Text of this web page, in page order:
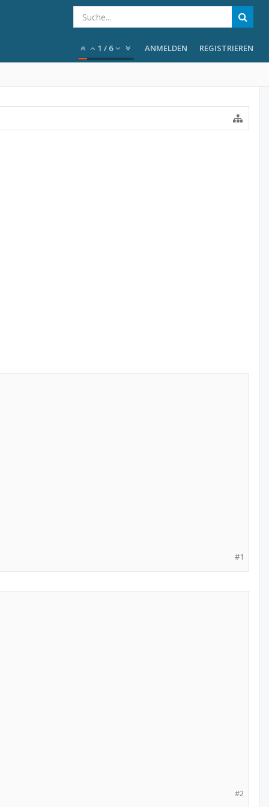
1 / 6 ANMELDEN REGISTRIEREN
#1
#2